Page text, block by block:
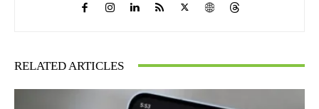
RELATED ARTICLES